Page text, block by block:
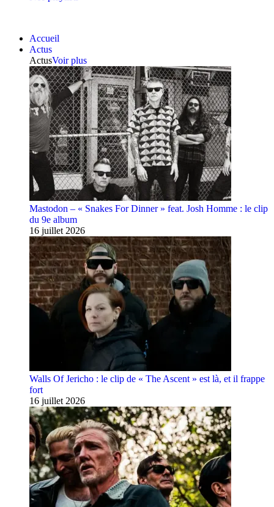
Accueil
Actus
ActusVoir plus
Mastodon – « Snakes For Dinner » feat. Josh Homme : le clip
du 9e album
16 juillet 2026
Walls Of Jericho : le clip de « The Ascent » est là, et il frappe
fort
16 juillet 2026